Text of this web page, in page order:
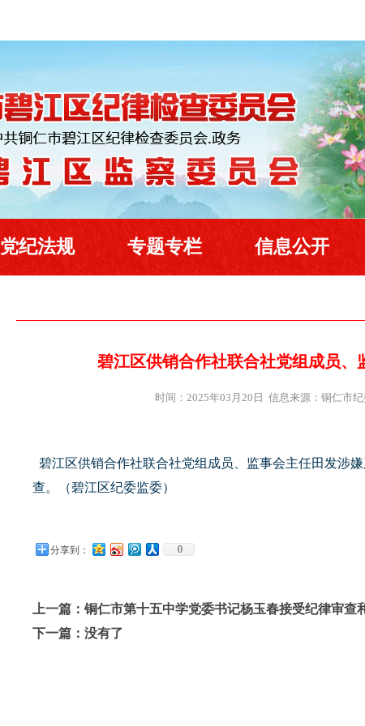
党纪法规 专题专栏 信息公开
碧江区供销合作社联合社党组成员
时间：2025年03月20日 信息来源：铜仁市
碧江区供销合作社联合社党组成员、监事会主任田发涉
查。（碧江区纪委监委）
分享到： 0
上一篇： 铜仁市第十五中学党委书记杨玉春接受纪律审查
下一篇：没有了